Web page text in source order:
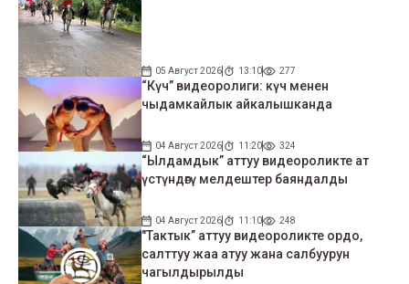
05 Август 2026 13:10 277
“Күч” видеоролиги: күч менен
чыдамкайлык айкалышканда
04 Август 2026 11:20 324
“Ылдамдык” аттуу видеороликте ат
үстүндөгү мелдештер баяндалды
04 Август 2026 11:10 248
"Тактык” аттуу видеороликте ордо,
салттуу жаа атуу жана салбуурун
чагылдырылды